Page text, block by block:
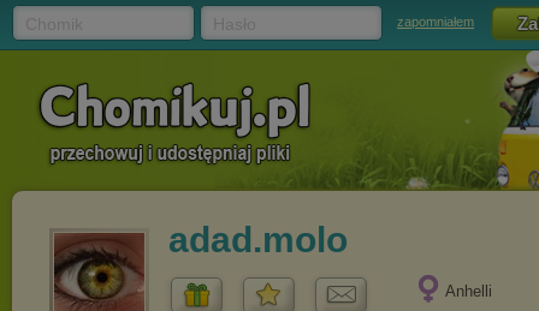
zapomniałem
adad.molo
Anhelli